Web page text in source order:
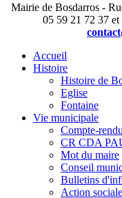
Mairie de Bosdarros -
05 59 21 72 37
Accueil
Histoire
Histoire de
Eglise
Fontaine
Vie municipale
Compte-
CR CDA
Mot du maire
Conseil
Bulletins
Action sociale